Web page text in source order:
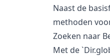
Naast de
methoden
Zoeken naar
Met de